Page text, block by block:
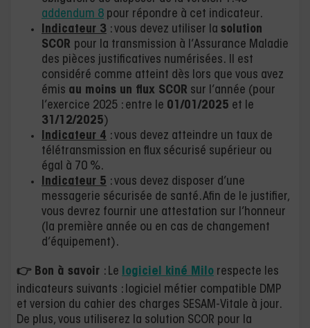
addendum 8 pour répondre à cet indicateur.
Indicateur 3 : vous devez utiliser la solution
SCOR pour la transmission à l’Assurance Maladie
des pièces justificatives numérisées. Il est
considéré comme atteint dès lors que vous avez
émis au moins un flux SCOR sur l’année (pour
l’exercice 2025 : entre le 01/01/2025 et le
31/12/2025)
Indicateur 4 : vous devez atteindre un taux de
télétransmission en flux sécurisé supérieur ou
égal à 70 %.
Indicateur 5 : vous devez disposer d’une
messagerie sécurisée de santé. Afin de le justifier,
vous devrez fournir une attestation sur l’honneur
(la première année ou en cas de changement
d’équipement).
👉 Bon à savoir : Le logiciel kiné Milo respecte les
indicateurs suivants : logiciel métier compatible DMP
et version du cahier des charges SESAM-Vitale à jour.
De plus, vous utiliserez la solution SCOR pour la